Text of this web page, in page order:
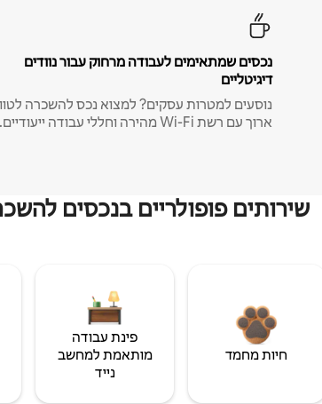
נכסים שמתאימים לעבודה מרחוק עבור נוודים
דיגיטליים
נוסעים למטרות עסקים? למצוא נכס להשכרה
ארוך עם רשת Wi-Fi מהירה וחללי עבודה ייעודיים.
שירותים פופולריים בנכסים
חיות מחמד
פינת עבודה
מותאמת למחשב
נייד